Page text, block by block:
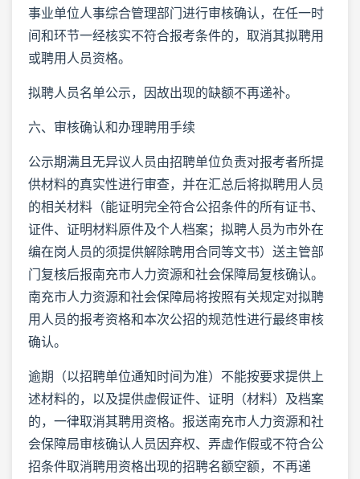
事业单位人事综合管理部门进行审核确认，在任一时
间和环节一经核实不符合报考条件的，取消其拟聘用
或聘用人员资格。
拟聘人员名单公示，因故出现的缺额不再递补。
六、审核确认和办理聘用手续
公示期满且无异议人员由招聘单位负责对报考者所提
供材料的真实性进行审查，并在汇总后将拟聘用人员
的相关材料（能证明完全符合公招条件的所有证书、
证件、证明材料原件及个人档案；拟聘人员为市外在
编在岗人员的须提供解除聘用合同等文书）送主管部
门复核后报南充市人力资源和社会保障局复核确认。
南充市人力资源和社会保障局将按照有关规定对拟聘
用人员的报考资格和本次公招的规范性进行最终审核
确认。
逾期（以招聘单位通知时间为准）不能按要求提供上
述材料的，以及提供虚假证件、证明（材料）及档案
的，一律取消其聘用资格。报送南充市人力资源和社
会保障局审核确认人员因弃权、弄虚作假或不符合公
招条件取消聘用资格出现的招聘名额空额，不再递